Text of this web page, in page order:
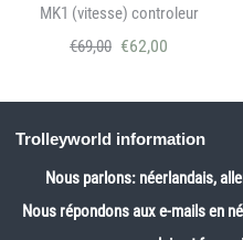
MK1 (vitesse) controleur
€69,00 €62,00
Trolleyworld information
Nous parlons: néerlandais,
Nous répondons aux e-mails en